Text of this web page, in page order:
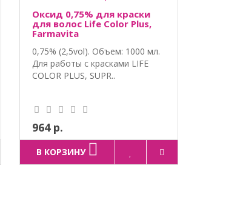
Оксид 0,75% для краски
для волос Life Color Plus,
Farmavita
0,75% (2,5vol). Объем: 1000 мл.
Для работы с красками LIFE
COLOR PLUS, SUPR..
964 р.
В КОРЗИНУ